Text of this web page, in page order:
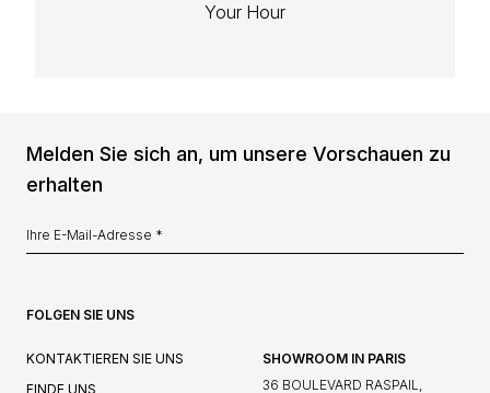
Your Hour
Melden Sie sich an, um unsere Vorschauen zu
erhalten
FOLGEN SIE UNS
KONTAKTIEREN SIE UNS
FINDE UNS
SHOWROOM IN PARIS
36 BOULEVARD RASPAIL,